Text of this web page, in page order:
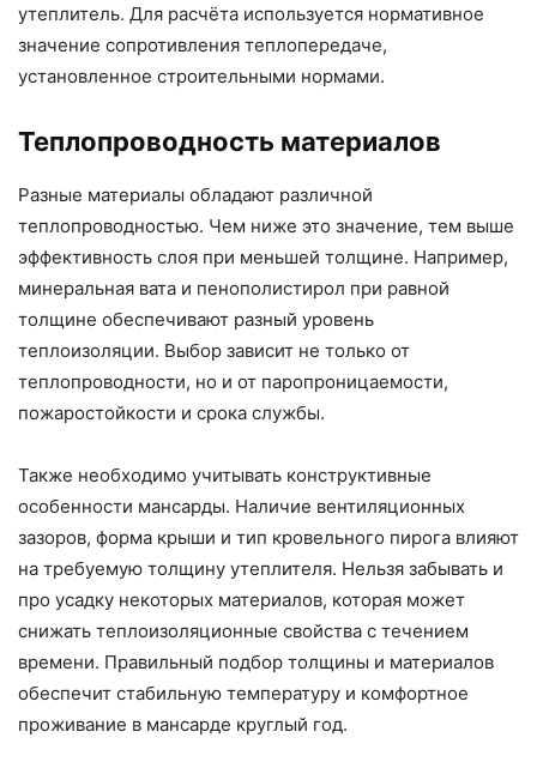
утеплитель. Для расчёта используется нормативное
значение сопротивления теплопередаче,
установленное строительными нормами.
Теплопроводность материалов
Разные материалы обладают различной
теплопроводностью. Чем ниже это значение, тем выше
эффективность слоя при меньшей толщине. Например,
минеральная вата и пенополистирол при равной
толщине обеспечивают разный уровень
теплоизоляции. Выбор зависит не только от
теплопроводности, но и от паропроницаемости,
пожаростойкости и срока службы.
Также необходимо учитывать конструктивные
особенности мансарды. Наличие вентиляционных
зазоров, форма крыши и тип кровельного пирога влияют
на требуемую толщину утеплителя. Нельзя забывать и
про усадку некоторых материалов, которая может
снижать теплоизоляционные свойства с течением
времени. Правильный подбор толщины и материалов
обеспечит стабильную температуру и комфортное
проживание в мансарде круглый год.